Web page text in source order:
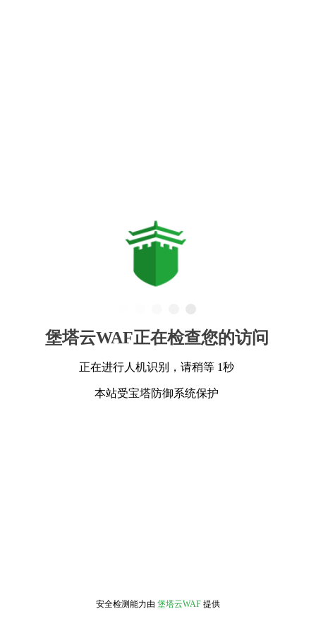
堡塔云WAF正在检查您的访问
正在进行人机识别，请稍等 1秒
本站受宝塔防御系统保护
安全检测能力由 堡塔云WAF 提供